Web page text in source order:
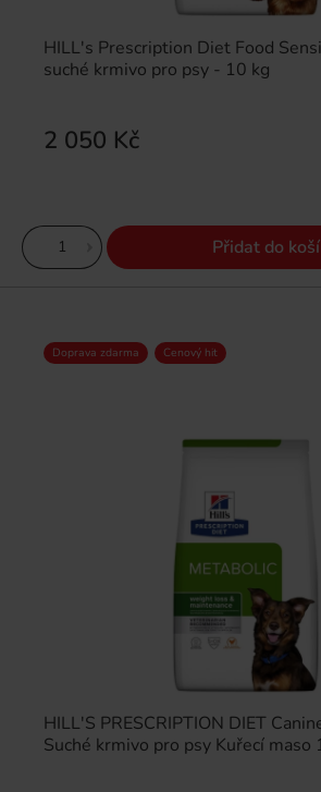
HILL's Prescription Diet Food
suché krmivo pro psy - 10 kg
2 050 Kč
Přidat do
HILL'S PRESCRIPTION DIET
Suché krmivo pro psy Kuřecí maso
Doprava zdarma Cenový hit